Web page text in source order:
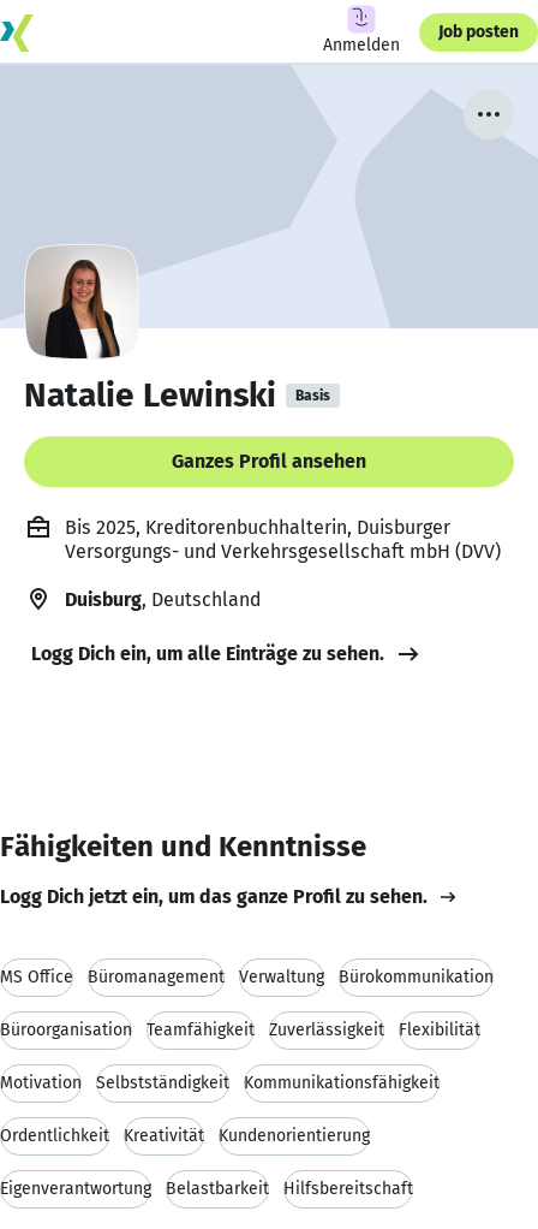
Anmelden
Job posten
Natalie Lewinski Basis
Ganzes Profil ansehen
Bis 2025, Kreditorenbuchhalterin, Duisburger
Versorgungs- und Verkehrsgesellschaft mbH (DVV)
Duisburg, Deutschland
Logg Dich ein, um alle Einträge zu sehen.
Fähigkeiten und Kenntnisse
Logg Dich jetzt ein, um das ganze Profil zu sehen.
MS Office Büromanagement Verwaltung Bürokommunikation
Büroorganisation Teamfähigkeit Zuverlässigkeit Flexibilität
Motivation Selbstständigkeit Kommunikationsfähigkeit
Ordentlichkeit Kreativität Kundenorientierung
Eigenverantwortung Belastbarkeit Hilfsbereitschaft